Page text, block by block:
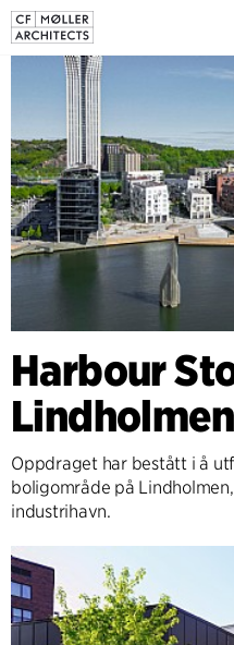
Harbour
Oppdraget har bestått i å
boligområde på
industrihavn.